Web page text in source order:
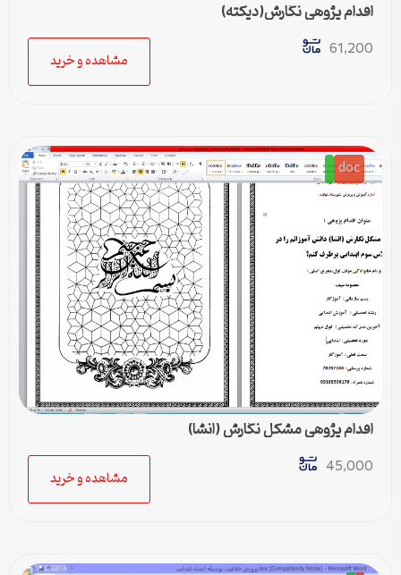
اقدام پژوهی نگارش(دیکته)
61,200
مشاهده و خرید
doc
اقدام پژوهی مشکل نگارش (انشا)
45,000
مشاهده و خرید